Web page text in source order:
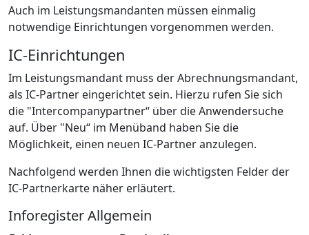
Auch im Leistungsmandanten müssen einmalig
notwendige Einrichtungen vorgenommen werden.
IC-Einrichtungen
Im Leistungsmandant muss der Abrechnungsmandant,
als IC-Partner eingerichtet sein. Hierzu rufen Sie sich
die "Intercompanypartner“ über die Anwendersuche
auf. Über "Neu“ im Menüband haben Sie die
Möglichkeit, einen neuen IC-Partner anzulegen.
Nachfolgend werden Ihnen die wichtigsten Felder der
IC-Partnerkarte näher erläutert.
Inforegister Allgemein